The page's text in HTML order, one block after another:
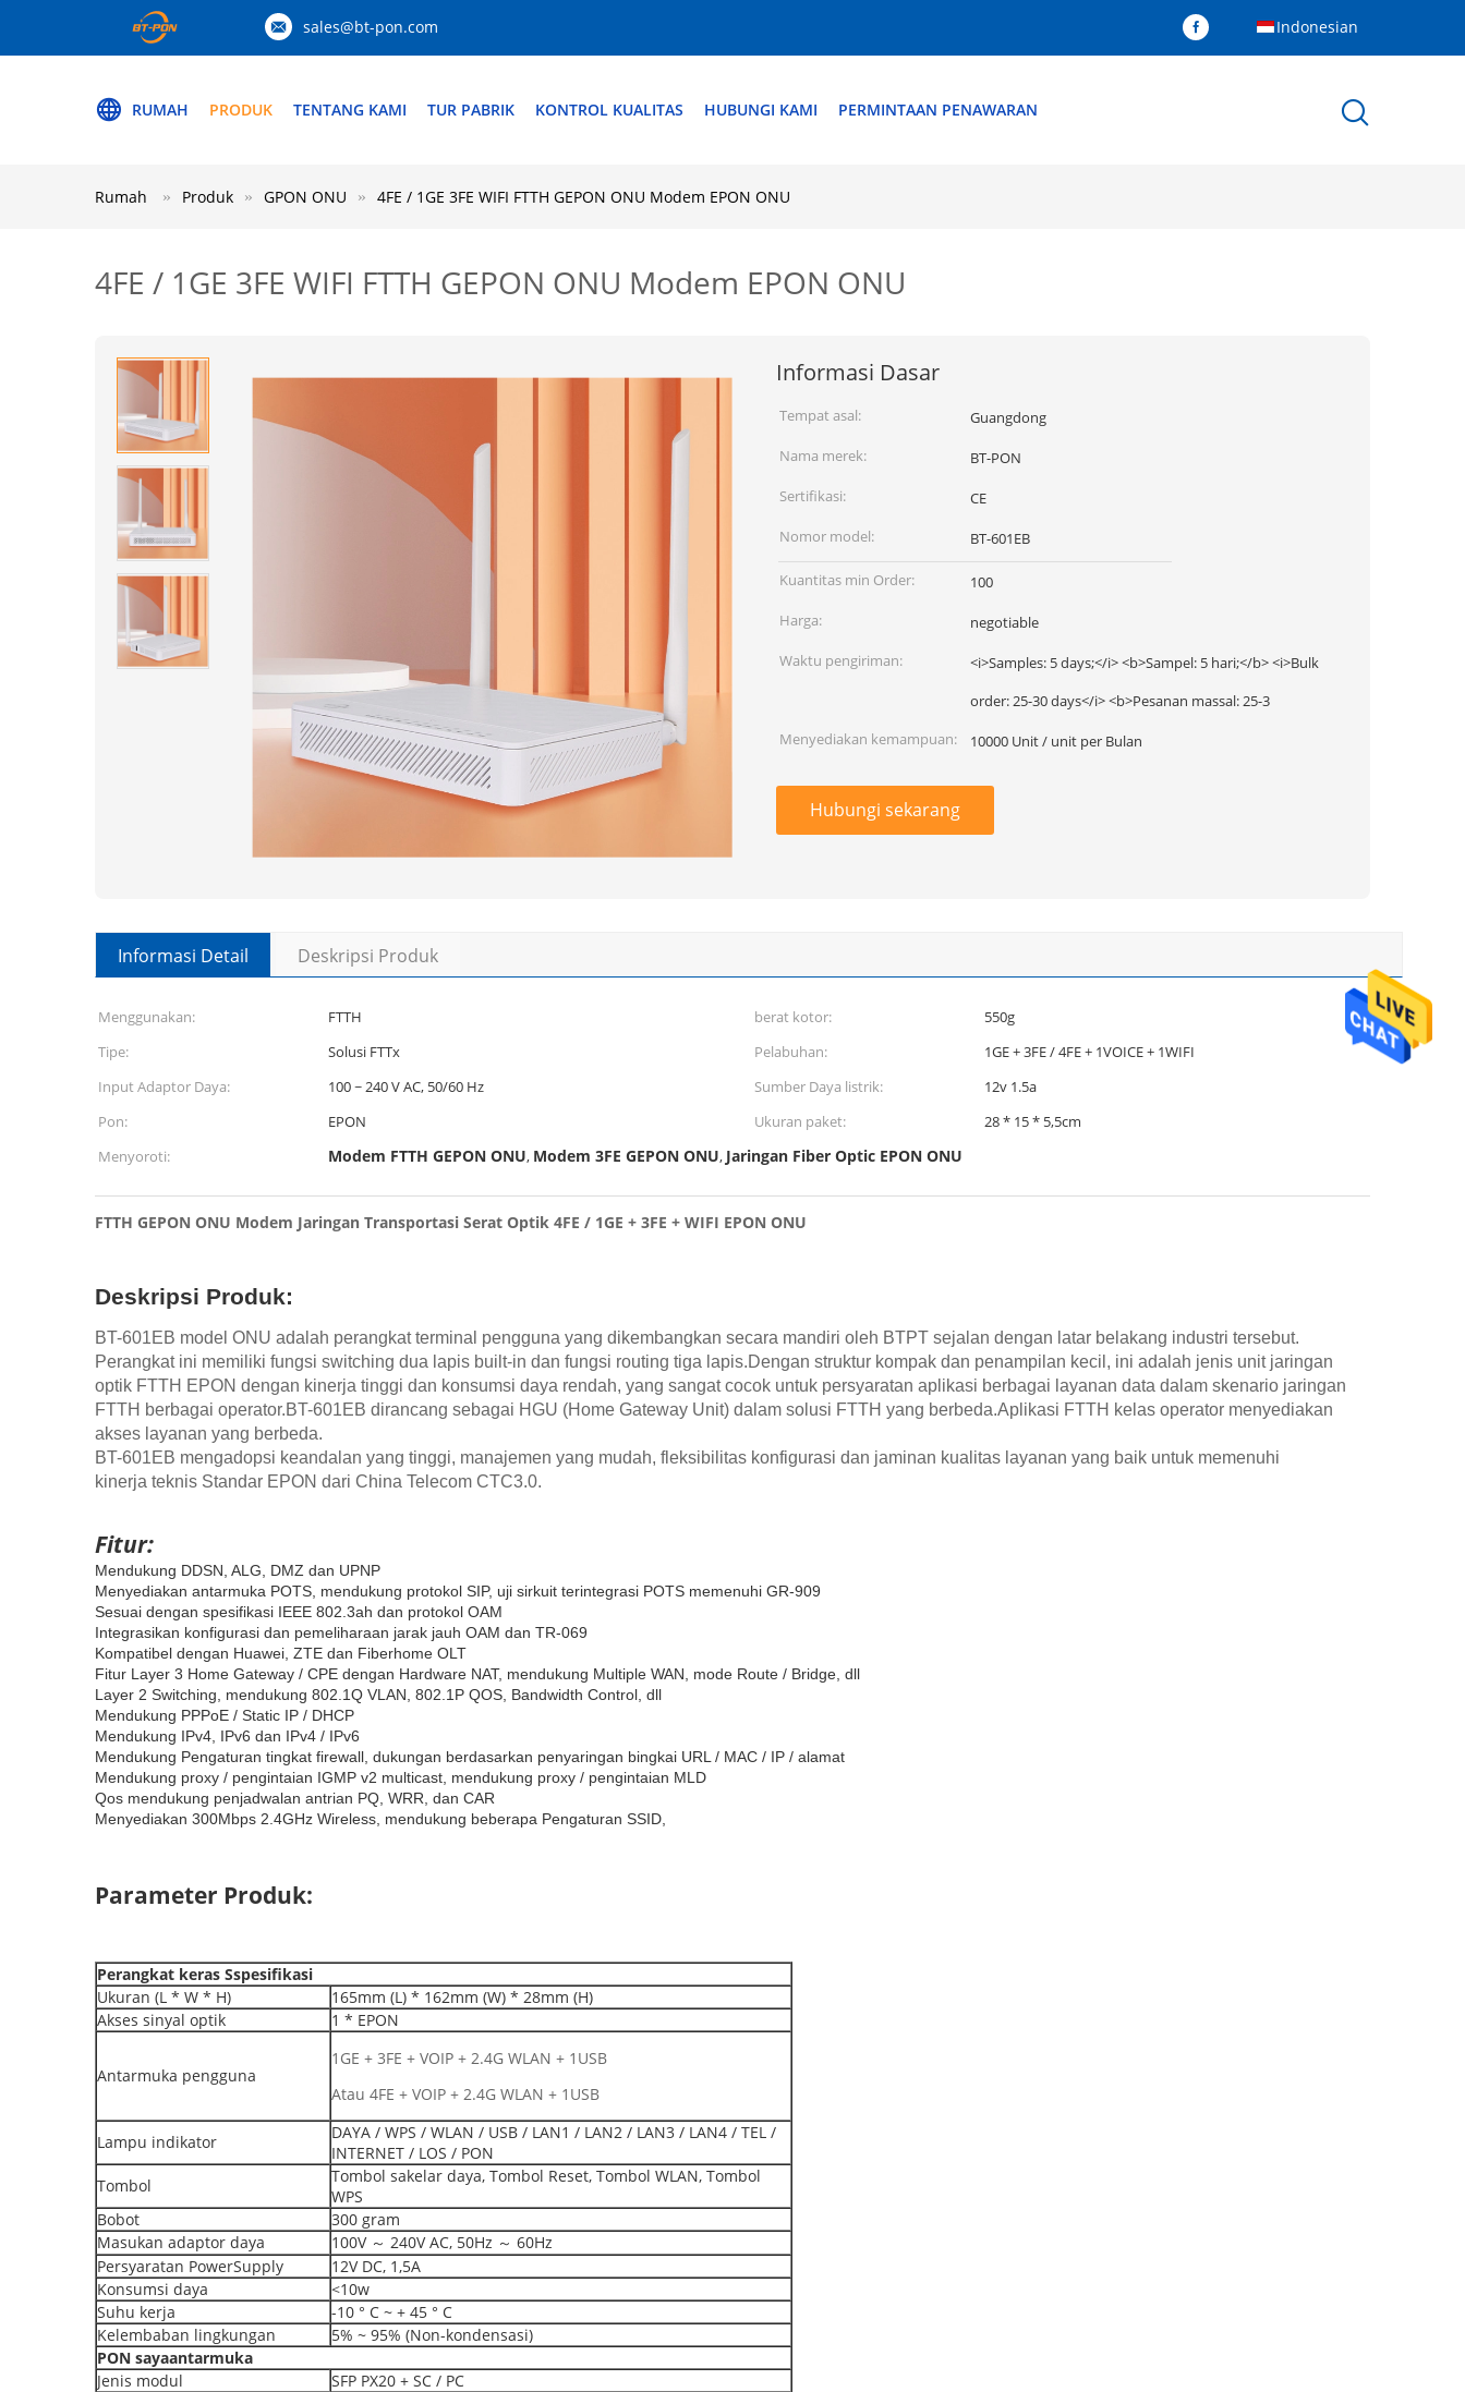
sales@bt-pon.com Indonesian
RUMAH PRODUK TENTANG KAMI TUR PABRIK KONTROL KUALITAS HUBUNGI KAMI PERMINTAAN PENAWARAN
Rumah Produk GPON ONU 4FE / 1GE 3FE WIFI FTTH GEPON ONU Modem EPON ONU
4FE / 1GE 3FE WIFI FTTH GEPON ONU Modem EPON ONU
Informasi Dasar
Tempat asal:
Guangdong
Nama merek:
BT-PON
Sertifikasi:
CE
Nomor model:
BT-601EB
Kuantitas min Order:
100
Harga:
negotiable
Waktu pengiriman:
<i>Samples: 5 days;</i> <b>Sampel: 5 hari;</b> <i>Bulk
order: 25-30 days</i> <b>Pesanan massal: 25-3
Menyediakan kemampuan:
10000 Unit / unit per Bulan
Hubungi sekarang
Informasi Detail Deskripsi Produk
Menggunakan: FTTH berat kotor:
550g
Tipe:
Solusi FTTx Pelabuhan:
1GE + 3FE / 4FE + 1VOICE + 1WIFI
Input Adaptor Daya:
100 ~ 240 V AC, 50/60 Hz Sumber Daya listrik:
12v 1.5a
Pon:
EPON Ukuran paket:
28 * 15 * 5,5cm
Menyoroti:
Modem FTTH GEPON ONU, Modem 3FE GEPON ONU, Jaringan Fiber Optic EPON ONU
FTTH GEPON ONU Modem Jaringan Transportasi Serat Optik 4FE / 1GE + 3FE + WIFI EPON ONU
Deskripsi Produk:
BT-601EB model ONU adalah perangkat terminal pengguna yang dikembangkan secara mandiri oleh BTPT sejalan dengan latar belakang industri tersebut.
Perangkat ini memiliki fungsi switching dua lapis built-in dan fungsi routing tiga lapis.Dengan struktur kompak dan penampilan kecil, ini adalah jenis unit jaringan
optik FTTH EPON dengan kinerja tinggi dan konsumsi daya rendah, yang sangat cocok untuk persyaratan aplikasi berbagai layanan data dalam skenario jaringan
FTTH berbagai operator.BT-601EB dirancang sebagai HGU (Home Gateway Unit) dalam solusi FTTH yang berbeda.Aplikasi FTTH kelas operator menyediakan
akses layanan yang berbeda.
BT-601EB mengadopsi keandalan yang tinggi, manajemen yang mudah, fleksibilitas konfigurasi dan jaminan kualitas layanan yang baik untuk memenuhi
kinerja teknis Standar EPON dari China Telecom CTC3.0.
Fitur:
Mendukung DDSN, ALG, DMZ dan UPNP
Menyediakan antarmuka POTS, mendukung protokol SIP, uji sirkuit terintegrasi POTS memenuhi GR-909
Sesuai dengan spesifikasi IEEE 802.3ah dan protokol OAM
Integrasikan konfigurasi dan pemeliharaan jarak jauh OAM dan TR-069
Kompatibel dengan Huawei, ZTE dan Fiberhome OLT
Fitur Layer 3 Home Gateway / CPE dengan Hardware NAT, mendukung Multiple WAN, mode Route / Bridge, dll
Layer 2 Switching, mendukung 802.1Q VLAN, 802.1P QOS, Bandwidth Control, dll
Mendukung PPPoE / Static IP / DHCP
Mendukung IPv4, IPv6 dan IPv4 / IPv6
Mendukung Pengaturan tingkat firewall, dukungan berdasarkan penyaringan bingkai URL / MAC / IP / alamat
Mendukung proxy / pengintaian IGMP v2 multicast, mendukung proxy / pengintaian MLD
Qos mendukung penjadwalan antrian PQ, WRR, dan CAR
Menyediakan 300Mbps 2.4GHz Wireless, mendukung beberapa Pengaturan SSID,
Parameter Produk:
Perangkat keras Sspesifikasi
Ukuran (L * W * H)
165mm (L) * 162mm (W) * 28mm (H)
Akses sinyal optik
1 * EPON
Antarmuka pengguna
1GE + 3FE + VOIP + 2.4G WLAN + 1USB
Atau 4FE + VOIP + 2.4G WLAN + 1USB
Lampu indikator
DAYA / WPS / WLAN / USB / LAN1 / LAN2 / LAN3 / LAN4 / TEL /
INTERNET / LOS / PON
Tombol
Tombol sakelar daya, Tombol Reset, Tombol WLAN, Tombol
WPS
Bobot
300 gram
Masukan adaptor daya
100V ～ 240V AC, 50Hz ～ 60Hz
Persyaratan PowerSupply
12V DC, 1,5A
Konsumsi daya
<10w
Suhu kerja
-10 ° C ~ + 45 ° C
Kelembaban lingkungan
5% ~ 95% (Non-kondensasi)
PON sayaantarmuka
Jenis modul
SFP PX20 + SC / PC